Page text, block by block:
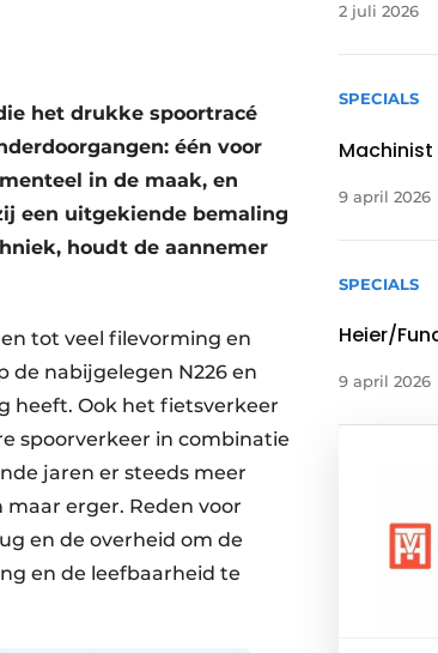
het drukke spoortracé
één voor
in de maak, en
een uitgekiende bemaling
houdt de aannemer
tot veel filevorming en
de nabijgelegen N226 en
heeft. Ook het fietsverkeer
spoorverkeer in combinatie
jaren er steeds meer
erger. Reden voor
en de overheid om de
en de leefbaarheid te
2 juli 2026
SPECIALS
9 april 2026
SPECIALS
Heier/
9 april 2026